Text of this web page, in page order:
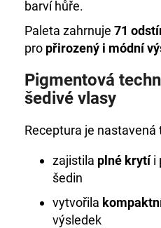
barví hůře.
Paleta zahrnuje 71
pro přirozený i módní
Pigmentová
šedivé vlasy
Receptura je nastavená
zajistila plné krytíi
šedin
vytvořila
výsledek
LUXE
BARVA
6/0
BLOND
60ML